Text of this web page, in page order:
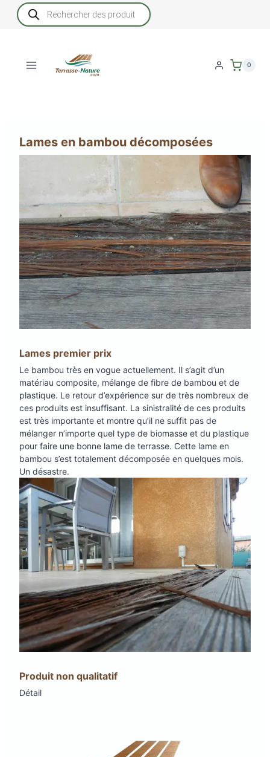
Recherche
de
produits
0
Lames en bambou décomposées
Lames premier prix
Le bambou très en vogue actuellement. Il s’agit d’un
matériau composite, mélange de fibre de bambou et de
plastique. Le retour d’expérience sur de très nombreux de
ces produits est insuffisant. La sinistralité de ces produits
est très importante et montre qu’il ne suffit pas de
mélanger n’importe quel type de biomasse et du plastique
pour faire une bonne lame de terrasse. Cette lame en
bambou s’est totalement décomposée en quelques mois.
Un désastre.
Produit non qualitatif
Détail